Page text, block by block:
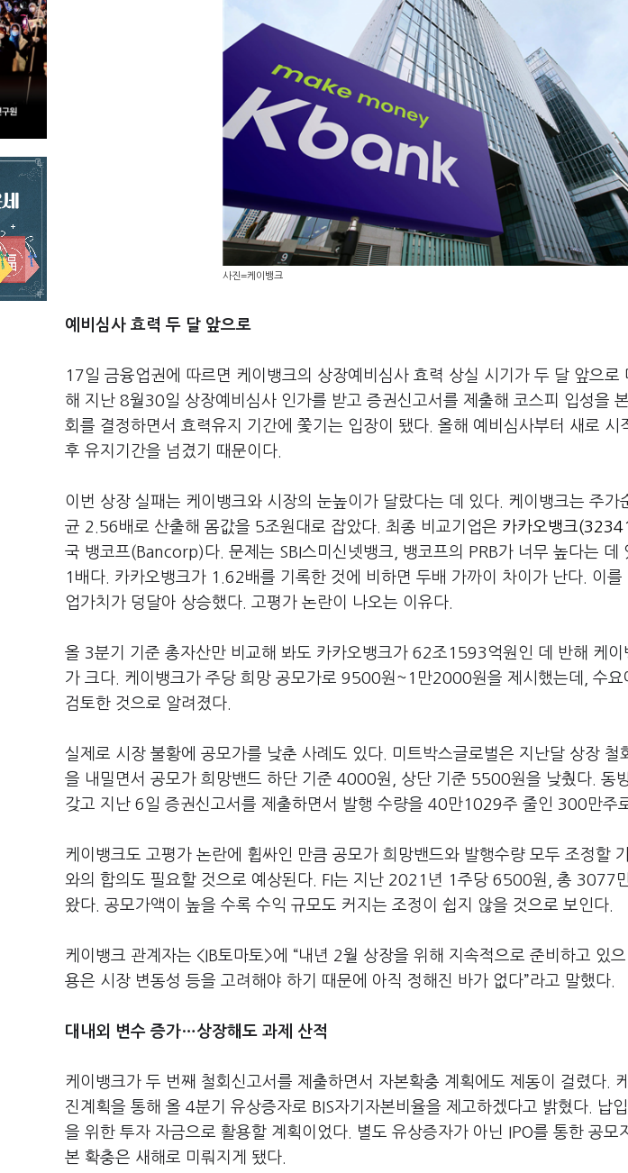
사진=케이뱅크
예비심사 효력 두 달 앞으로
17일 금융업권에 따르면 케이뱅크의 상장예비심사 효력 상실 시기가 두 달 앞으로
해 지난 8월30일 상장예비심사 인가를 받고 증권신고서를 제출해 코스피 입성을
회를 결정하면서 효력유지 기간에 쫓기는 입장이 됐다. 올해 예비심사부터 새로
후 유지기간을 넘겼기 때문이다.
이번 상장 실패는 케이뱅크와 시장의 눈높이가 달랐다는 데 있다. 케이뱅크는 주가
균 2.56배로 산출해 몸값을 5조원대로 잡았다. 최종 비교기업은 카카오뱅크
국 뱅코프(Bancorp)다. 문제는 SBI스미신넷뱅크, 뱅코프의 PRB가 너무 높다는
1배다. 카카오뱅크가 1.62배를 기록한 것에 비하면 두배 가까이 차이가 난다. 이를
업가치가 덩달아 상승했다. 고평가 논란이 나오는 이유다.
올 3분기 기준 총자산만 비교해 봐도 카카오뱅크가 62조1593억원인 데 반해 케
가 크다. 케이뱅크가 주당 희망 공모가로 9500원~1만2000원을 제시했는데, 수요
검토한 것으로 알려졌다.
실제로 시장 불황에 공모가를 낮춘 사례도 있다. 미트박스글로벌은 지난달 상장
을 내밀면서 공모가 희망밴드 하단 기준 4000원, 상단 기준 5500원을 낮췄다. 동
갖고 지난 6일 증권신고서를 제출하면서 발행 수량을 40만1029주 줄인 300만주
케이뱅크도 고평가 논란에 휩싸인 만큼 공모가 희망밴드와 발행수량 모두 조정할
와의 합의도 필요할 것으로 예상된다. FI는 지난 2021년 1주당 6500원, 총 3077
왔다. 공모가액이 높을 수록 수익 규모도 커지는 조정이 쉽지 않을 것으로 보인다.
케이뱅크 관계자는 <IB토마토>에 “내년 2월 상장을 위해 지속적으로 준비하고 있
용은 시장 변동성 등을 고려해야 하기 때문에 아직 정해진 바가 없다”라고 말했다.
대내외 변수 증가…상장해도 과제 산적
케이뱅크가 두 번째 철회신고서를 제출하면서 자본확충 계획에도 제동이 걸렸다.
진계획을 통해 올 4분기 유상증자로 BIS자기자본비율을 제고하겠다고 밝혔다. 납
을 위한 투자 자금으로 활용할 계획이었다. 별도 유상증자가 아닌 IPO를 통한 공모
본 확충은 새해로 미뤄지게 됐다.